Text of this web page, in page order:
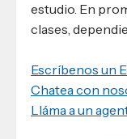
estudio. En
clases,
Escríbenos un
Chatea con
Lláma a un